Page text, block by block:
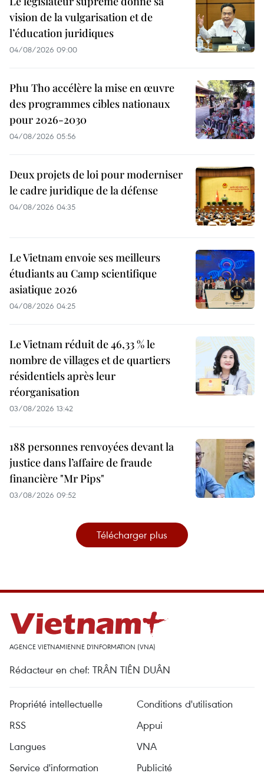
vision de la vulgarisation et de
l’éducation juridiques
04/08/2026 09:00
Phu Tho accélère la mise en œuvre
des programmes cibles nationaux
pour 2026-2030
04/08/2026 05:56
Deux projets de loi pour moderniser
le cadre juridique de la défense
04/08/2026 04:35
Le Vietnam envoie ses meilleurs
étudiants au Camp scientifique
asiatique 2026
04/08/2026 04:25
Le Vietnam réduit de 46,33 % le
nombre de villages et de quartiers
résidentiels après leur
réorganisation
03/08/2026 13:42
188 personnes renvoyées devant la
justice dans l’affaire de fraude
financière "Mr Pips"
03/08/2026 09:52
Télécharger plus
AGENCE VIETNAMIENNE D'INFORMATION (VNA)
Rédacteur en chef: TRÂN TIÊN DUÂN
Propriété intellectuelle
Conditions d'utilisation
RSS
Appui
Langues
VNA
Service d'information
Publicité